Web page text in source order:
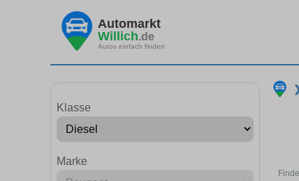
Automarkt
Willich.de
Autos einfach finden
Klasse
Marke